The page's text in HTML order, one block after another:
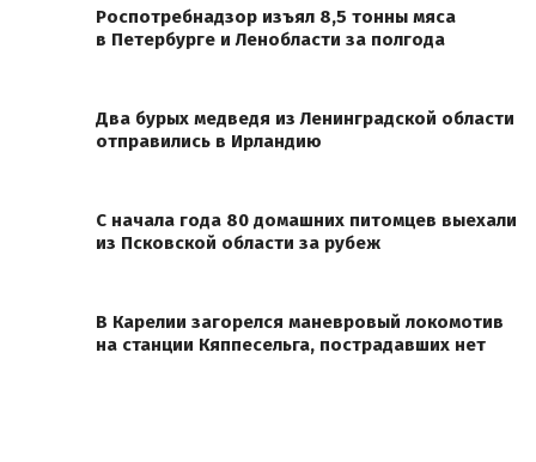
Роспотребнадзор изъял 8,5 тонны мяса
в Петербурге и Ленобласти за полгода
Два бурых медведя из Ленинградской области
отправились в Ирландию
С начала года 80 домашних питомцев выехали
из Псковской области за рубеж
В Карелии загорелся маневровый локомотив
на станции Кяппесельга, пострадавших нет